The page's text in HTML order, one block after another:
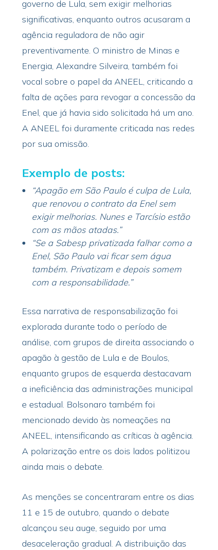
governo de Lula, sem exigir melhorias
significativas, enquanto outros acusaram a
agência reguladora de não agir
preventivamente. O ministro de Minas e
Energia, Alexandre Silveira, também foi
vocal sobre o papel da ANEEL, criticando a
falta de ações para revogar a concessão da
Enel, que já havia sido solicitada há um ano.
A ANEEL foi duramente criticada nas redes
por sua omissão.
Exemplo de posts:
“Apagão em São Paulo é culpa de Lula,
que renovou o contrato da Enel sem
exigir melhorias. Nunes e Tarcísio estão
com as mãos atadas.”
“Se a Sabesp privatizada falhar como a
Enel, São Paulo vai ficar sem água
também. Privatizam e depois somem
com a responsabilidade.”
Essa narrativa de responsabilização foi
explorada durante todo o período de
análise, com grupos de direita associando o
apagão à gestão de Lula e de Boulos,
enquanto grupos de esquerda destacavam
a ineficiência das administrações municipal
e estadual. Bolsonaro também foi
mencionado devido às nomeações na
ANEEL, intensificando as críticas à agência.
A polarização entre os dois lados politizou
ainda mais o debate.
As menções se concentraram entre os dias
11 e 15 de outubro, quando o debate
alcançou seu auge, seguido por uma
desaceleração gradual. A distribuição das